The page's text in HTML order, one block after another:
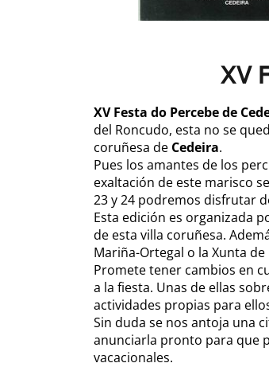
XV
XV Festa do Percebe de
del Roncudo, esta no se
coruñesa de Cedeira.
Pues los amantes de los
exaltación de este marisco
23 y 24 podremos disfrutar
Esta edición es organizada
de esta villa coruñesa.
Mariña-Ortegal o la Xunta de
Promete tener cambios en
a la fiesta. Unas de ellas
actividades propias para
Sin duda se nos antoja una
anunciarla pronto para que
vacacionales.